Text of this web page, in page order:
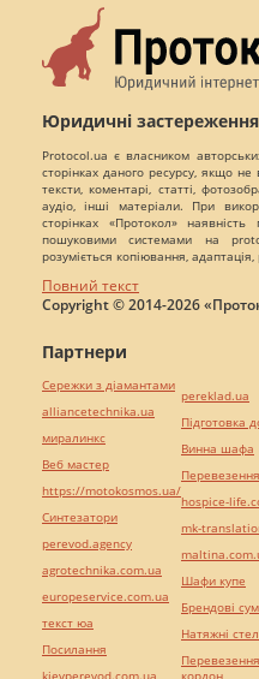
Юридичні застереження
Protocol.ua є власником
сторінках даного ресурсу, якщо
тексти, коментарі, статті,
аудіо, інші матеріали. При
сторінках «Протокол» наявність
пошуковими системами на
розуміється копіювання,
Повний текст
Copyright © 2014-2026
Партнери
Сережки з діамантами
alliancetechnika.ua
миралинкс
Веб мастер
https://motokosmos.ua/
Синтезатори
perevod.agency
agrotechnika.com.ua
europeservice.com.ua
текст юа
Посилання
kievperevod.com.ua
pereklad.ua
Підготовка
Винна шафа
hospice-
mk-
Шафи купе
Брендові
Натяжні
кордон